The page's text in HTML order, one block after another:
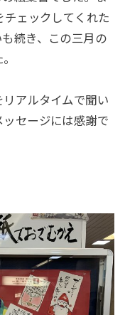
ェックしてくれた
続き、この三月の
アルタイムで聞い
セージには感謝で